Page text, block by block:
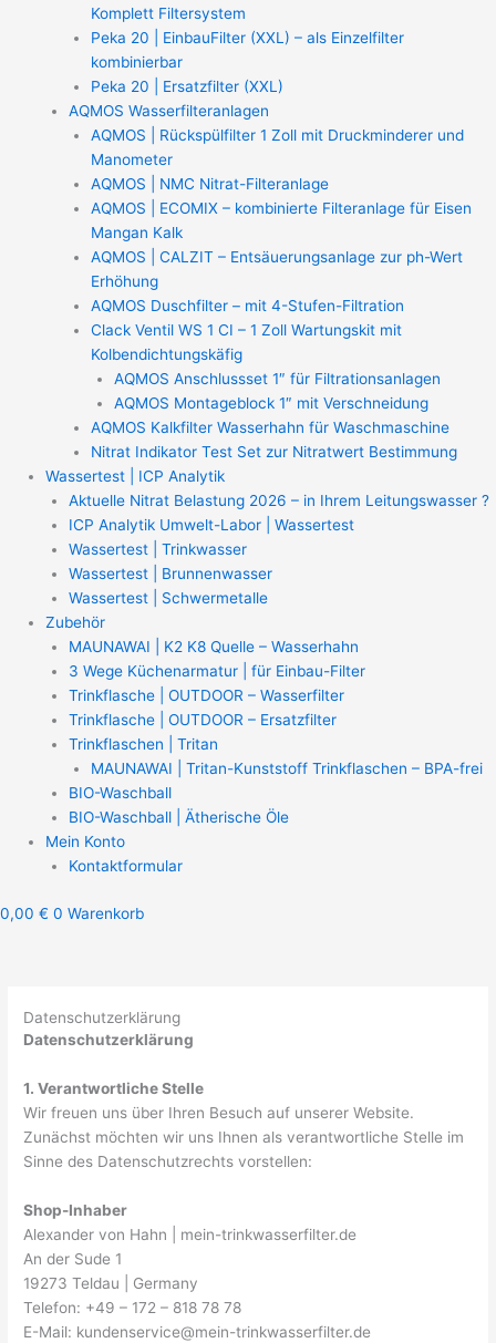
Komplett Filtersystem
Peka 20 | EinbauFilter (XXL) – als Einzelfilter
kombinierbar
Peka 20 | Ersatzfilter (XXL)
AQMOS Wasserfilteranlagen
AQMOS | Rückspülfilter 1 Zoll mit Druckminderer und
Manometer
AQMOS | NMC Nitrat-Filteranlage
AQMOS | ECOMIX – kombinierte Filteranlage für Eisen
Mangan Kalk
AQMOS | CALZIT – Entsäuerungsanlage zur ph-Wert
Erhöhung
AQMOS Duschfilter – mit 4-Stufen-Filtration
Clack Ventil WS 1 CI – 1 Zoll Wartungskit mit
Kolbendichtungskäfig
AQMOS Anschlussset 1″ für Filtrationsanlagen
AQMOS Montageblock 1″ mit Verschneidung
AQMOS Kalkfilter Wasserhahn für Waschmaschine
Nitrat Indikator Test Set zur Nitratwert Bestimmung
Wassertest | ICP Analytik
Aktuelle Nitrat Belastung 2026 – in Ihrem Leitungswasser ?
ICP Analytik Umwelt-Labor | Wassertest
Wassertest | Trinkwasser
Wassertest | Brunnenwasser
Wassertest | Schwermetalle
Zubehör
MAUNAWAI | K2 K8 Quelle – Wasserhahn
3 Wege Küchenarmatur | für Einbau-Filter
Trinkflasche | OUTDOOR – Wasserfilter
Trinkflasche | OUTDOOR – Ersatzfilter
Trinkflaschen | Tritan
MAUNAWAI | Tritan-Kunststoff Trinkflaschen – BPA-frei
BIO-Waschball
BIO-Waschball | Ätherische Öle
Mein Konto
Kontaktformular
0,00 € 0 Warenkorb
Datenschutzerklärung
Datenschutzerklärung
1. Verantwortliche Stelle
Wir freuen uns über Ihren Besuch auf unserer Website.
Zunächst möchten wir uns Ihnen als verantwortliche Stelle im
Sinne des Datenschutzrechts vorstellen:
Shop-Inhaber
Alexander von Hahn | mein-trinkwasserfilter.de
An der Sude 1
19273 Teldau | Germany
Telefon: +49 – 172 – 818 78 78
E-Mail: kundenservice@mein-trinkwasserfilter.de